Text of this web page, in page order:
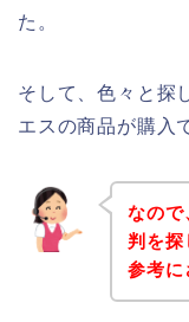
た。
そして、色々と探
エスの商品が購入
なので
判を
参考に